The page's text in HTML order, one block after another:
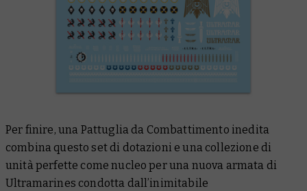
Per finire, una Pattuglia da Combattimento inedita
combina questo set di dotazioni e una collezione di
unità perfette come nucleo per una nuova armata di
Ultramarines condotta dall’inimitabile